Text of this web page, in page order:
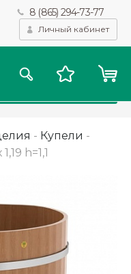
8 (865) 294-73-77
Личный кабинет
- Купели -
h=1,1
подобные технологии
статистики, повышения
вам возможности
Подробнее